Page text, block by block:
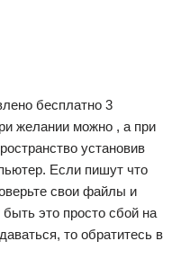
бесплатно 3
желании можно , а при
установив
Если пишут что
свои файлы и
это просто сбой на
то обратитесь в